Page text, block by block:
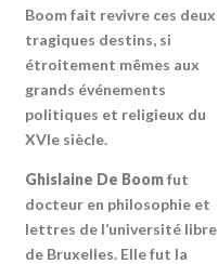
Boom fait revivre ces deux
tragiques destins, si
étroitement mêmes aux
grands événements
politiques et religieux du
XVIe siècle.
Ghislaine De Boomfut
docteur en philosophie et
lettres de l’université libre
de Bruxelles. Elle fut la